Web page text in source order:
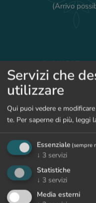
(Arrivo
RICHIESTA
Servizi che
utilizzare
Qui puoi vedere e
te. Per saperne di più, leggi
Essenziale (sempre
↓ 3 servizi
Statistiche
↓ 3 servizi
Media esterni